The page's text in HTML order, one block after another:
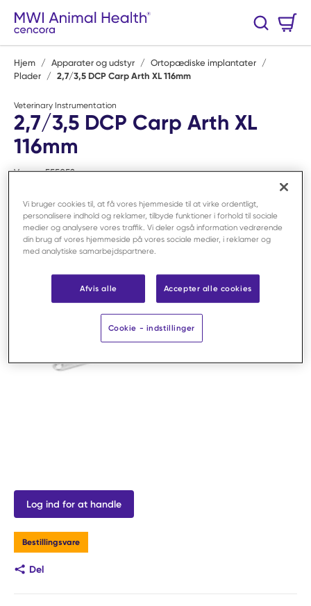
Spring til hovedindhold
Søg
Hjem / Apparater og udstyr / Ortopædiske implantater /
Plader / 2,7/3,5 DCP Carp Arth XL 116mm
Veterinary Instrumentation
2,7/3,5 DCP Carp Arth XL
116mm
Varenr: F55052
Log ind for at handle
Bestillingsvare
Del
Vi bruger cookies til, at få vores hjemmeside til at virke ordentligt,
personalisere indhold og reklamer, tilbyde funktioner i forhold til sociale
medier og analysere vores traffik. Vi deler også information vedrørende
din brug af vores hjemmeside på vores sociale medier, i reklamer og
med analytiske samarbejdspartnere.
Afvis alle Accepter alle cookies
Cookie - indstillinger